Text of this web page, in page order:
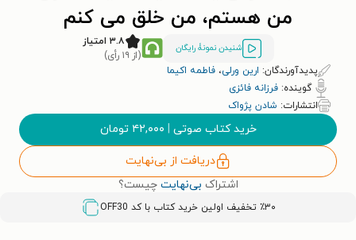
من هستم، من خلق می کنم
شنیدن نمونۀ رایگان
۳.۸ امتیاز
(از ۱۹ رأی)
پدیدآورندگان: ارین ورلی، فاطمه اکیما
گوینده: فرزانه فائزی
انتشارات: شادن پژواک
خرید کتاب صوتی | ۴۲,۰۰۰ تومان
دریافت از بی‌نهایت
اشتراک بی‌نهایت چیست؟
٪۳۰ تخفیف اولین خرید کتاب با کد OFF30